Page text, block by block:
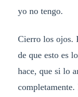
yo no tengo.
Cierro los ojos.
de que esto es
hace, que si lo